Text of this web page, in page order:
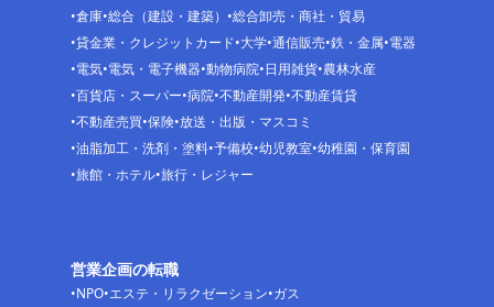
倉庫 総合（建設・建築）
総合卸売・商社・貿易
貸金業・クレジットカード 大学 通信販売 鉄・金属 電器
電気 電気・電子機器 動物病院 日用雑貨 農林水産
百貨店・スーパー 病院 不動産開発 不動産賃貸
不動産売買 保険 放送・出版・マスコミ
油脂加工・洗剤・塗料 予備校 幼児教室 幼稚園・保育園
旅館・ホテル 旅行・レジャー
営業企画の転職
NPO エステ・リラクゼーション ガス